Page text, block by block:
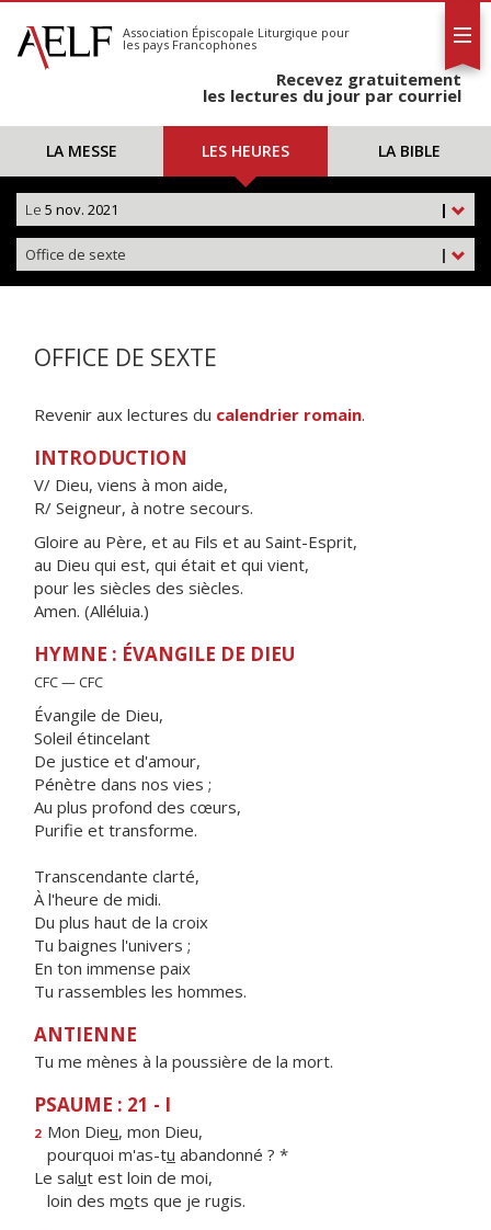
S'abonner
Calendrier
Association Épiscopale Liturgique pour
les pays Francophones
Recevez gratuitement
les lectures du jour par courriel
LA MESSE LES HEURES LA BIBLE
|
Le 5 nov. 2021
|
Office de sexte
OFFICE DE SEXTE
Revenir aux lectures du calendrier romain.
INTRODUCTION
V/ Dieu, viens à mon aide,
R/ Seigneur, à notre secours.
Gloire au Père, et au Fils et au Saint-Esprit,
au Dieu qui est, qui était et qui vient,
pour les siècles des siècles.
Amen. (Alléluia.)
HYMNE : ÉVANGILE DE DIEU
CFC — CFC
Évangile de Dieu,
Soleil étincelant
De justice et d'amour,
Pénètre dans nos vies ;
Au plus profond des cœurs,
Purifie et transforme.
Transcendante clarté,
À l'heure de midi.
Du plus haut de la croix
Tu baignes l'univers ;
En ton immense paix
Tu rassembles les hommes.
ANTIENNE
Tu me mènes à la poussière de la mort.
PSAUME : 21 - I
2 Mon Dieu, mon Dieu,
pourquoi m'as-tu abandonné ? *
Le salut est loin de moi,
loin des mots que je rugis.